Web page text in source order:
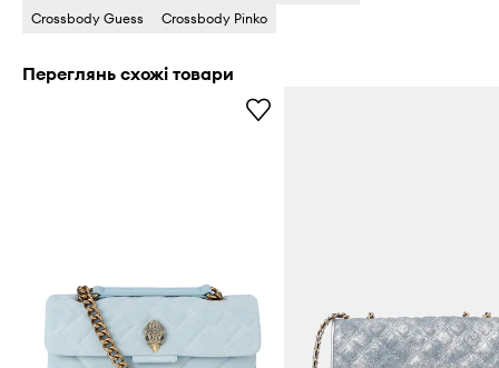
Crossbody Guess
Crossbody Pinko
Переглянь схожі товари